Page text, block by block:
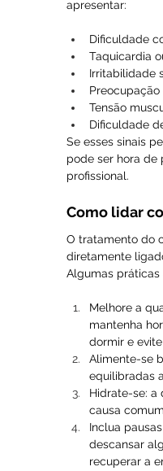
apresentar:
Dificuldade
Taquicardia
Irritabilidade
Tensão
Dificuldade
Se esses sinais
pode ser hora de
profissional.
Como lidar
O tratamento do
diretamente
Algumas
Melhore a
mantenha
dormir e
Alimente-se
equilibradas
Hidrate-se: a
causa
Inclua
descansar
recuperar a